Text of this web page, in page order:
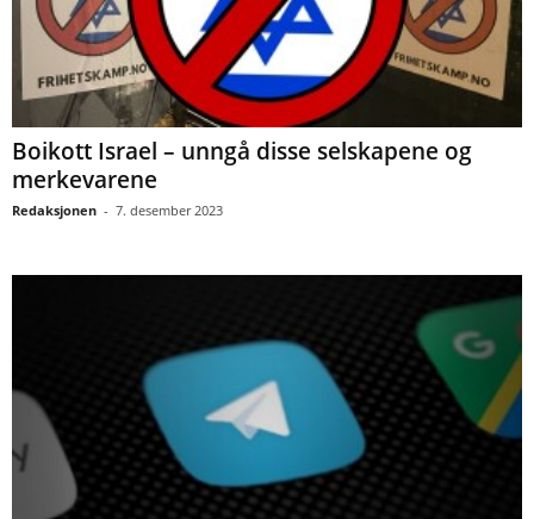
Boikott Israel – unngå disse selskapene og
merkevarene
Redaksjonen - 7. desember 2023